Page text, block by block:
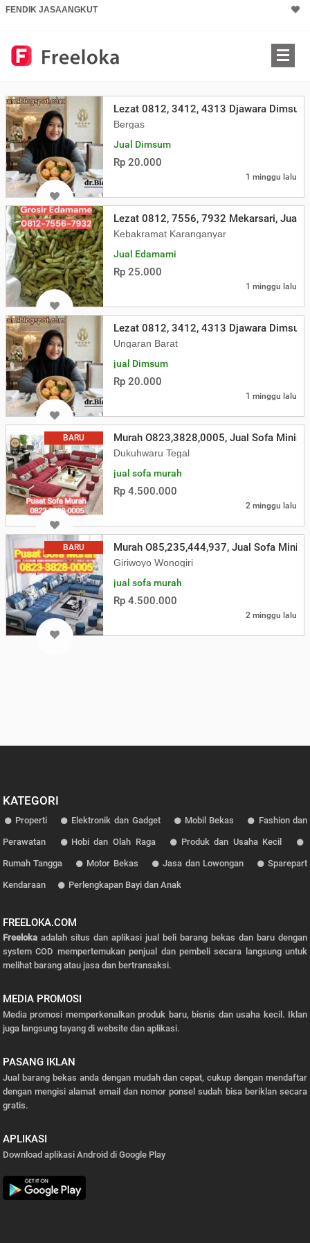
FENDIK JASAANGKUT
Lezat 0812, 3412, 4313 Djawara
Bergas
Jual Dimsum
Rp 20.000
1 minggu lalu
Lezat 0812, 7556, 7932 Mekarsari, Jual
Kebakramat Karanganyar
Jual Edamami
Rp 25.000
1 minggu lalu
Lezat 0812, 3412, 4313 Djawara
Ungaran Barat
jual Dimsum
Rp 20.000
1 minggu lalu
BARU Murah O823,3828,0005, Jual Sofa
Dukuhwaru Tegal
jual sofa murah
Rp 4.500.000
2 minggu lalu
BARU Murah O85,235,444,937, Jual Sofa
Giriwoyo Wonogiri
jual sofa murah
Rp 4.500.000
2 minggu lalu
KATEGORI
Properti Elektronik dan Gadget Mobil Bekas Fashion dan
Perawatan Hobi dan Olah Raga Produk dan Usaha Kecil
Rumah Tangga Motor Bekas Jasa dan Lowongan Sparepart
Kendaraan Perlengkapan Bayi dan Anak
FREELOKA.COM
Freelokaadalah situs dan aplikasi jual beli barang bekas dan baru dengan
system COD mempertemukan penjual dan pembeli secara langsung untuk
melihat barang atau jasa dan bertransaksi.
MEDIA PROMOSI
Media promosi memperkenalkan produk baru, bisnis dan usaha kecil. Iklan
juga langsung tayang di website dan aplikasi.
PASANG IKLAN
Jual barang bekas anda dengan mudah dan cepat, cukup dengan mendaftar
dengan mengisi alamat email dan nomor ponsel sudah bisa beriklan secara
gratis.
APLIKASI
Download aplikasi Android di Google Play